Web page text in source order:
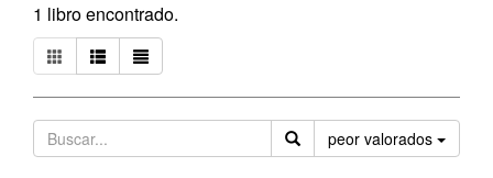
1 libro encontrado.
peor valorados